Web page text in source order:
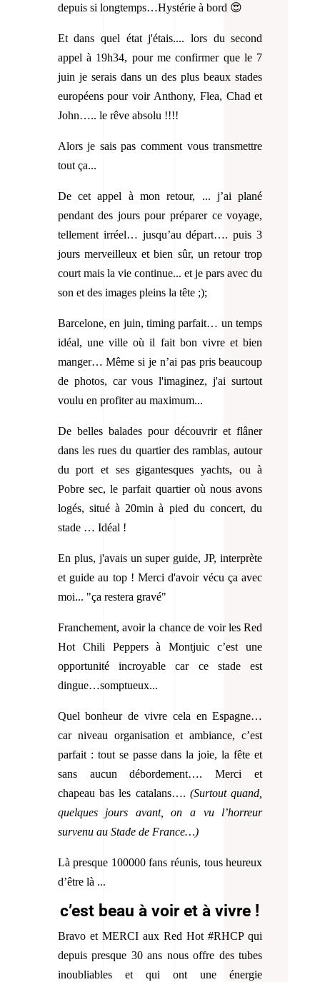
depuis si longtemps…Hystérie à bord 😍
Et dans quel état j'étais.... lors du second
appel à 19h34, pour me confirmer que le 7
juin je serais dans un des plus beaux stades
européens pour voir Anthony, Flea, Chad et
John….. le rêve absolu !!!!
Alors je sais pas comment vous transmettre
tout ça...
De cet appel à mon retour, ... j’ai plané
pendant des jours pour préparer ce voyage,
tellement irréel… jusqu’au départ…. puis 3
jours merveilleux et bien sûr, un retour trop
court mais la vie continue... et je pars avec du
son et des images pleins la tête ;);
Barcelone, en juin, timing parfait… un temps
idéal, une ville où il fait bon vivre et bien
manger… Même si je n’ai pas pris beaucoup
de photos, car vous l'imaginez, j'ai surtout
voulu en profiter au maximum...
De belles balades pour découvrir et flâner
dans les rues du quartier des ramblas, autour
du port et ses gigantesques yachts, ou à
Pobre sec, le parfait quartier où nous avons
logés, situé à 20min à pied du concert, du
stade … Idéal !
En plus, j'avais un super guide, JP, interprète
et guide au top ! Merci d'avoir vécu ça avec
moi... "ça restera gravé"
Franchement, avoir la chance de voir les Red
Hot Chili Peppers à Montjuic c’est une
opportunité incroyable car ce stade est
dingue…somptueux...
Quel bonheur de vivre cela en Espagne…
car niveau organisation et ambiance, c’est
parfait : tout se passe dans la joie, la fête et
sans aucun débordement…. Merci et
chapeau bas les catalans…. (Surtout quand,
quelques jours avant, on a vu l’horreur
survenu au Stade de France…)
Là presque 100000 fans réunis, tous heureux
d’être là ...
c’est beau à voir et à vivre !
Bravo et MERCI aux Red Hot #RHCP qui
depuis presque 30 ans nous offre des tubes
inoubliables et qui ont une énergie